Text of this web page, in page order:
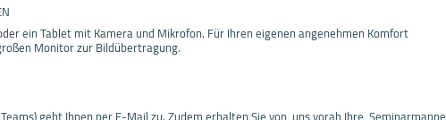
ein Tablet mit Kamera und Mikrofon. Für Ihren eigenen angenehmen Komfort
Monitor zur Bildübertragung.